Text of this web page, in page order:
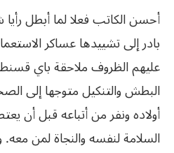
أحسن الكاتب فعلا لما أبطل رأيا
بادر إلى تشييدها عساكر
عليهم الظروف ملاحقة باي
البطش والتنكيل متوجها إلى
أولاده ونفر من أتباعه قبل أن
السلامة لنفسه والنجاة لمن معه.